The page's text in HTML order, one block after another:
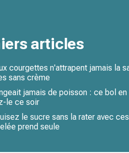
articles
courgettes n'attrapent jamais la
sans crème
jamais de poisson : ce bol
le ce soir
le sucre sans la rater avec
prend seule